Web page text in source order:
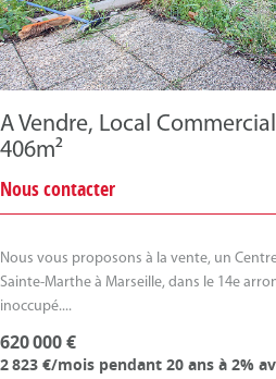
A Vendre, Local
406m²
Nous contacter
Nous vous proposons à la vente, un
Sainte-Marthe à Marseille, dans le 14e
inoccupé....
620 000 €
2 823 €/mois pendant 20 ans à 2%